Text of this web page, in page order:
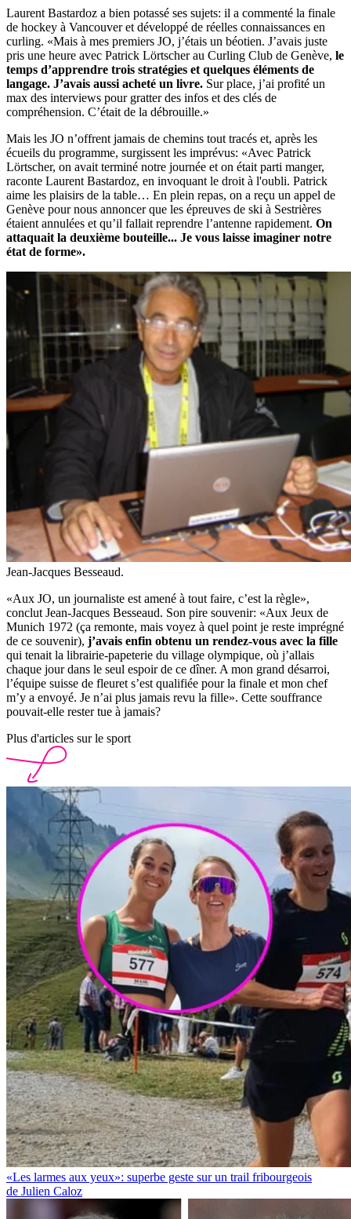
Laurent Bastardoz a bien potassé ses sujets: il a commenté la finale
de hockey à Vancouver et développé de réelles connaissances en
curling. «Mais à mes premiers JO, j’étais un béotien. J’avais juste
pris une heure avec Patrick Lörtscher au Curling Club de Genève, le
temps d’apprendre trois stratégies et quelques éléments de
langage. J’avais aussi acheté un livre. Sur place, j’ai profité un
max des interviews pour gratter des infos et des clés de
compréhension. C’était de la débrouille.»
Mais les JO n’offrent jamais de chemins tout tracés et, après les
écueils du programme, surgissent les imprévus: «Avec Patrick
Lörtscher, on avait terminé notre journée et on était parti manger,
raconte Laurent Bastardoz, en invoquant le droit à l'oubli. Patrick
aime les plaisirs de la table… En plein repas, on a reçu un appel de
Genève pour nous annoncer que les épreuves de ski à Sestrières
étaient annulées et qu’il fallait reprendre l’antenne rapidement. On
attaquait la deuxième bouteille... Je vous laisse imaginer notre
état de forme».
Jean-Jacques Besseaud.
«Aux JO, un journaliste est amené à tout faire, c’est la règle»,
conclut Jean-Jacques Besseaud. Son pire souvenir: «Aux Jeux de
Munich 1972 (ça remonte, mais voyez à quel point je reste imprégné
de ce souvenir), j’avais enfin obtenu un rendez-vous avec la fille
qui tenait la librairie-papeterie du village olympique, où j’allais
chaque jour dans le seul espoir de ce dîner. A mon grand désarroi,
l’équipe suisse de fleuret s’est qualifiée pour la finale et mon chef
m’y a envoyé. Je n’ai plus jamais revu la fille». Cette souffrance
pouvait-elle rester tue à jamais?
Plus d'articles sur le sport
«Les larmes aux yeux»: superbe geste sur un trail fribourgeois
de Julien Caloz